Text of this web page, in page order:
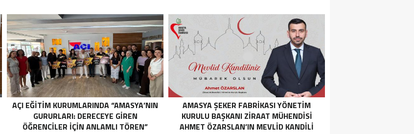
AÇI EĞİTİM KURUMLARINDA “AMASYA’NIN
GURURLARI: DERECEYE GIREN
ÖĞRENCILER İÇIN ANLAMLI TÖREN”
AMASYA ŞEKER FABRIKASI YÖNETIM
KURULU BAŞKANI ZIRAAT MÜHENDISI
AHMET ÖZARSLAN’IN MEVLID KANDILI